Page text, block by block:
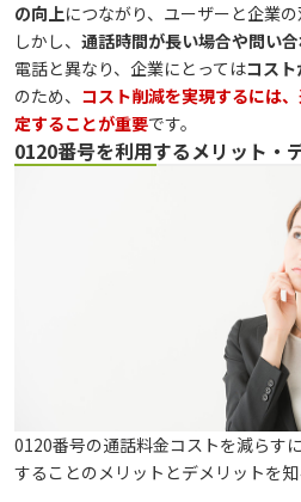
の向上につながり、ユーザーと企業の
しかし、 通話時間が長い場合や問い
電話と異なり、企業にとってはコスト
のため、 コスト削減を実現するには
定することが重要です。
0120番号を利用するメリット・
0120番号の通話料金コストを減らす
することのメリットとデメリットを知